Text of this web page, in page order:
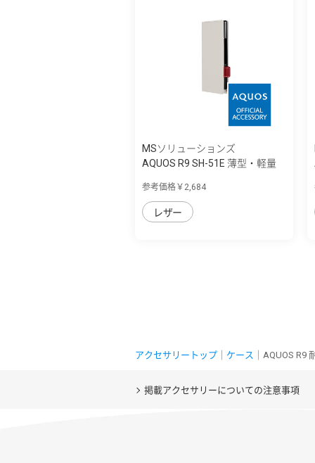
MSソリューションズ
AQUOS R9 SH-51E 薄型・軽量
参考価格￥2,684
レザー
アクセサリートップ ケース ｜AQUOS
掲載アクセサリーについての注意事項